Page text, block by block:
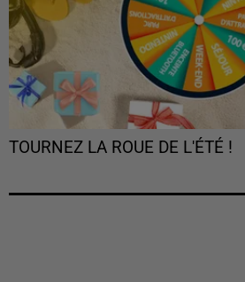
TOURNEZ LA ROUE DE L'ÉTÉ !